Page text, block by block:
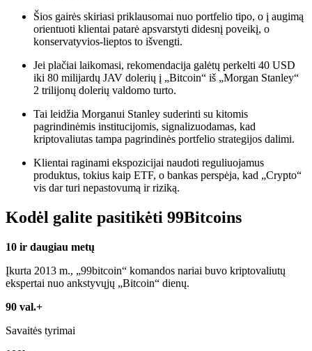
Šios gairės skiriasi priklausomai nuo portfelio tipo, o į augimą
orientuoti klientai patarė apsvarstyti didesnį poveikį, o
konservatyvios-lieptos to išvengti.
Jei plačiai laikomasi, rekomendacija galėtų perkelti 40 USD
iki 80 milijardų JAV dolerių į „Bitcoin“ iš „Morgan Stanley“
2 trilijonų dolerių valdomo turto.
Tai leidžia Morganui Stanley suderinti su kitomis
pagrindinėmis institucijomis, signalizuodamas, kad
kriptovaliutas tampa pagrindinės portfelio strategijos dalimi.
Klientai raginami ekspozicijai naudoti reguliuojamus
produktus, tokius kaip ETF, o bankas perspėja, kad „Crypto“
vis dar turi nepastovumą ir riziką.
Kodėl galite pasitikėti 99Bitcoins
10 ir daugiau metų
Įkurta 2013 m., „99bitcoin“ komandos nariai buvo kriptovaliutų
ekspertai nuo ankstyvųjų „Bitcoin“ dienų.
90 val.+
Savaitės tyrimai